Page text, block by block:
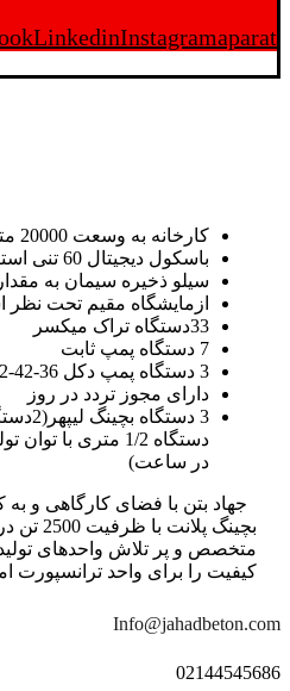
LinkedinInstagramaparat
کارخانه به وسعت 20000 متر مربع
باسکول دیجیتال 60 تنی استاندارد
سیلو ذخیره سیمان به مقدار 2500تن
ازمایشگاه مقیم تحت نظر
33دستگاه تراک میکسر
7 دستگاه پمپ ثابت
3 دستگاه پمپ دکل 36-42-52 متری
دارای مجوز تردد در روز
در ساعت)
جهاد بتن با فضای کارگاهی و
بچینگ
متخصص و پر تلاش واحدهای تولید
کیفیت را برای واحد ترانسپورت
Info@jahadbeton.com
02144545686